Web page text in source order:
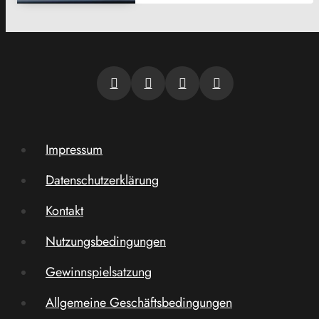
Impressum
Datenschutzerklärung
Kontakt
Nutzungsbedingungen
Gewinnspielsatzung
Allgemeine Geschäftsbedingungen